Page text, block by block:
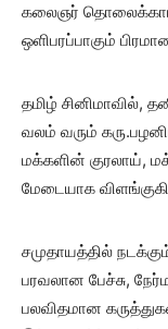
கலைஞர்
ஒளிபரப்பாகும்
தமிழ் சினிமாவில்,
வலம் வரும்
மக்களின் குரலாய்,
மேடையாக
சமுதாயத்தில்
பரவலான பேச்சு,
பலவிதமான